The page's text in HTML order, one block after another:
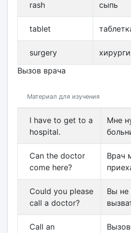
rash сыпь
tablet
surgery
Вызов врача
Материал для изучения
I have to get to a
hospital.
Мне
Can the doctor
come here?
Врач
Could you please
call a doctor?
Вы не
Call an